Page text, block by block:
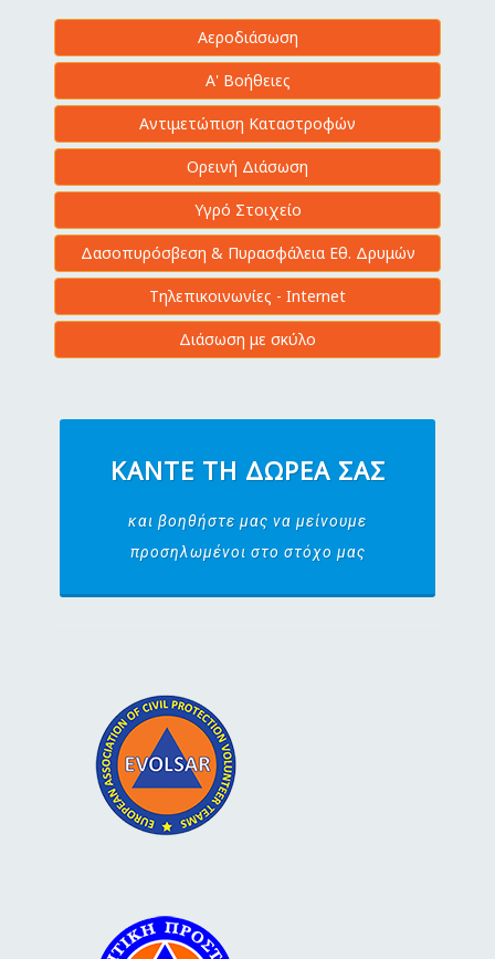
Αεροδιάσωση
Α' Βοήθειες
Αντιμετώπιση Καταστροφών
Ορεινή Διάσωση
Υγρό Στοιχείο
Δασοπυρόσβεση & Πυρασφάλεια Εθ. Δρυμών
Τηλεπικοινωνίες - Internet
Διάσωση με σκύλο
ΚΆΝΤΕ ΤΗ ΔΩΡΕΆ ΣΑΣ
και βοηθήστε μας να μείνουμε
προσηλωμένοι στο στόχο μας